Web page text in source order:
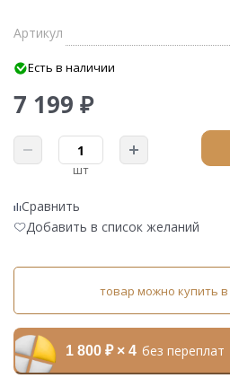
Артикул
Есть в наличии
7 199 ₽
шт
Сравнить
Добавить в список желаний
товар можно купить в
1 800 ₽ × 4 без переплат